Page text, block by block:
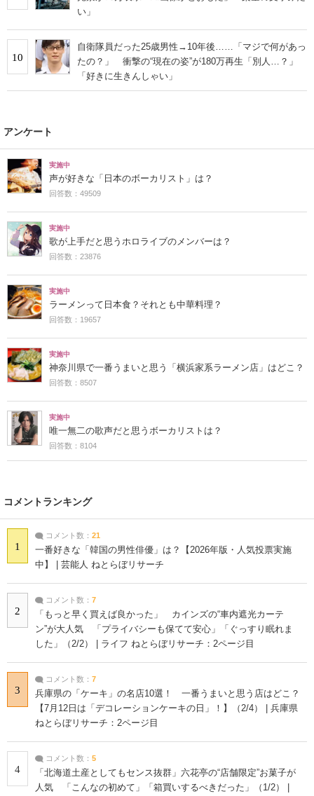
い」
10
自衛隊員だった25歳男性→10年後……「マジで何があっ
たの？」 衝撃の“現在の姿”が180万再生「別人…？」
「好きに生きんしゃい」
アンケート
実施中
声が好きな「日本のボーカリスト」は？
回答数：49509
実施中
歌が上手だと思うホロライブのメンバーは？
回答数：23876
実施中
ラーメンって日本食？それとも中華料理？
回答数：19657
実施中
神奈川県で一番うまいと思う「横浜家系ラーメン店」はどこ？
回答数：8507
実施中
唯一無二の歌声だと思うボーカリストは？
回答数：8104
コメントランキング
1
コメント数： 21
一番好きな「韓国の男性俳優」は？【2026年版・人気投票実施
中】 | 芸能人 ねとらぼリサーチ
2
コメント数： 7
「もっと早く買えば良かった」 カインズの“車内遮光カーテ
ン”が大人気 「プライバシーも保てて安心」「ぐっすり眠れま
した」（2/2） | ライフ ねとらぼリサーチ：2ページ目
3
コメント数： 7
兵庫県の「ケーキ」の名店10選！ 一番うまいと思う店はどこ？
【7月12日は「デコレーションケーキの日」！】（2/4） | 兵庫県
ねとらぼリサーチ：2ページ目
4
コメント数： 5
「北海道土産としてもセンス抜群」六花亭の“店舗限定”お菓子が
人気 「こんなの初めて」「箱買いするべきだった」（1/2） |